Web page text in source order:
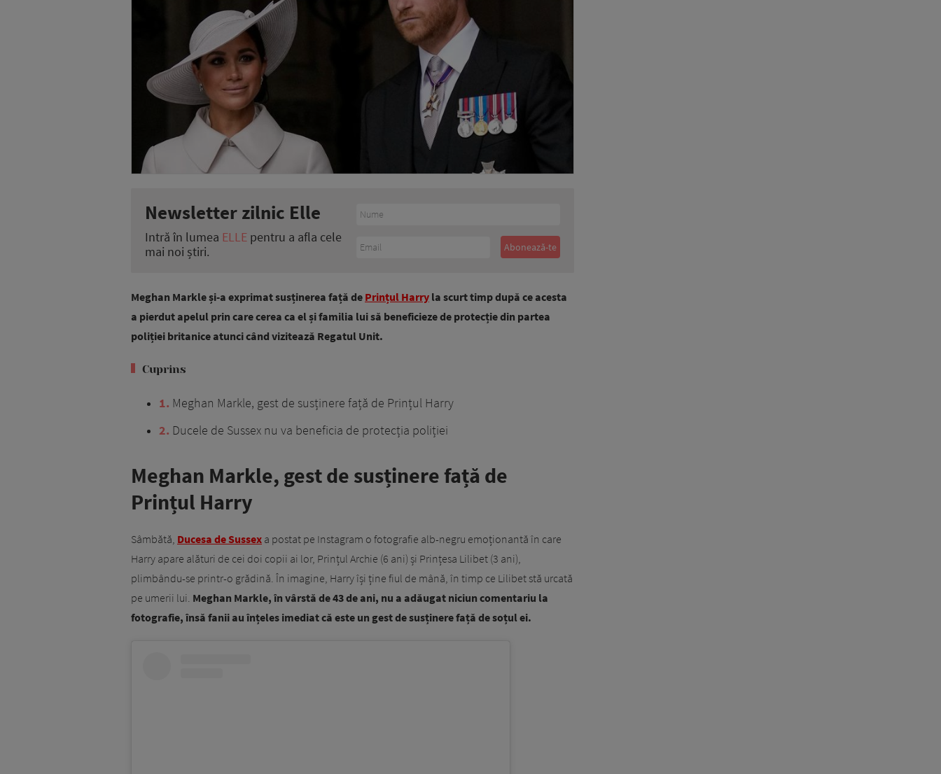
Newsletter zilnic Elle
Intră în lumea ELLE pentru a afla cele
mai noi știri.
Meghan Markle și-a exprimat susținerea față de Prințul Harry la scurt timp după ce acesta
a pierdut apelul prin care cerea ca el și familia lui să beneficieze de protecție din partea
poliției britanice atunci când vizitează Regatul Unit.
Cuprins
1 Meghan Markle, gest de susținere față de Prințul Harry
2 Ducele de Sussex nu va beneficia de protecția poliției
Meghan Markle, gest de susținere față de
Prințul Harry
Sâmbătă, Ducesa de Sussex a postat pe Instagram o fotografie alb-negru emoționantă în care
Harry apare alături de cei doi copii ai lor, Prințul Archie (6 ani) și Prințesa Lilibet (3 ani),
plimbându-se printr-o grădină. În imagine, Harry își ține fiul de mână, în timp ce Lilibet stă urcată
pe umerii lui. Meghan Markle, în vârstă de 43 de ani, nu a adăugat niciun comentariu la
fotografie, însă fanii au înțeles imediat că este un gest de susținere față de soțul ei.